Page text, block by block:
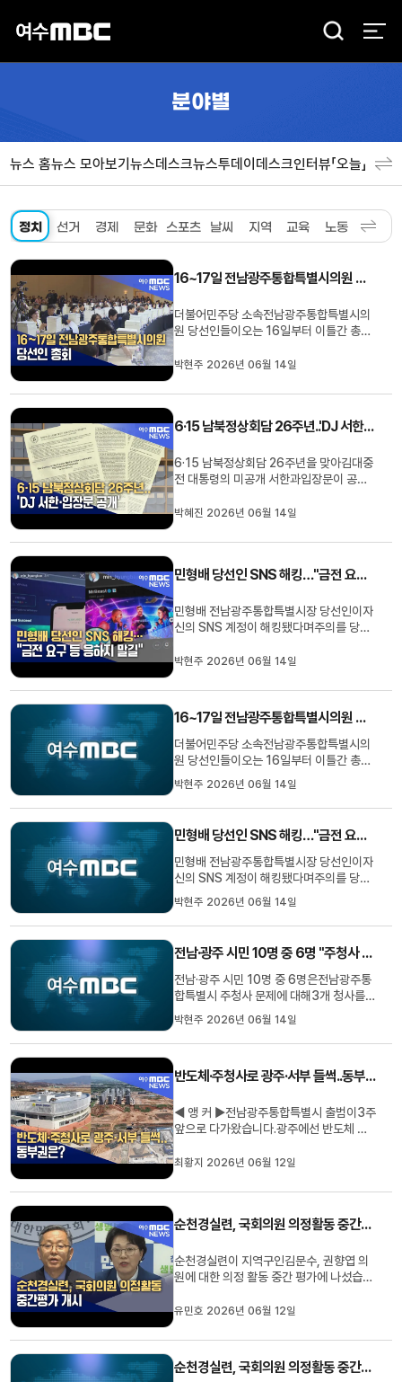
검
분야별
뉴스 홈뉴스 모아보기뉴스데스크뉴스투데이데스크인터뷰「오늘」 분야
정치 선거 경제 문화 스포츠 날씨 지역 교육 노동 환경
16~17일 전남광주통합특별시의원 당선인 총회
더불어민주당 소속전남광주통합특별시의
원 당선인들이오는 16일부터 이틀간 총회
총회에는통합특별시의원 당선인 83명이
칙,상임위원장 배분 문제 등이논의될 것으
의석을 차지함에 따라이번 논의 결...
박현주 2026년 06월 14일
6·15 남북정상회담 26주년..'DJ 서한·입장문 공개'
6·15 남북정상회담 26주년을 맞아김대중
전 대통령의 미공개 서한과입장문이 공개
에 공개한 자료는 김 전 대통령이1984년
한과한국인권문제연구소 소식지에 실린 입
해와 제안' 등입니다.해당 자료는...
박혜진 2026년 06월 14일
민형배 당선인 SNS 해킹…"금전 요구 등 응하지 말길"
민형배 전남광주통합특별시장 당선인이자
신의 SNS 계정이 해킹됐다며주의를 당부
를 통해SNS 계정에 해킹 시도가 있었음을
지가 보이거나개인정보 또는 금전을 요구
할 경우절대 응하지 말아달라고 전했습니
다.민 당선인이 공개한 사진에는특정...
박현주 2026년 06월 14일
16~17일 전남광주통합특별시의원 당선인 총회
더불어민주당 소속전남광주통합특별시의
원 당선인들이오는 16일부터 이틀간 총회
를 열고의장단 선출 등을 논의합니다.이번
총회에는통합특별시의원 당선인 83명이
참석할 예정이며,통합특별시의회 운영 규
로 예상됩니다.민주당 소속 의원들이다수
의석을 차지함에 따라이번 논의 결...
박현주 2026년 06월 14일
민형배 당선인 SNS 해킹…"금전 요구 등 응하지 말길"
민형배 전남광주통합특별시장 당선인이자
신의 SNS 계정이 해킹됐다며주의를 당부
했습니다.민 당선인은 오늘(14) 오후 SNS
를 통해SNS 계정에 해킹 시도가 있었음을
확인했다며 평소와 다른 게시물이나 메시
할 경우절대 응하지 말아달라고 전했습니
다.민 당선인이 공개한 사진에는특정...
박현주 2026년 06월 14일
전남·광주 시민 10명 중 6명 "주청사 3곳 균형 활용"
전남·광주 시민 10명 중 6명은전남광주통
합특별시 주청사 문제에 대해3개 청사를
균형있게 활용해야 한다는 의견을 가진 것
으로 나타났습니다.광주·연구원이 지난달
14일부터 21일까지전남광주 시민 1001
62.4%가'3개 청사를 균형있게 활용'해야
박현주 2026년 06월 14일
반도체·주청사로 광주·서부 들썩..동부권은?
◀ 앵 커 ▶전남광주통합특별시 출범이3주
앞으로 다가왔습니다.광주에선 반도체 기
속도를 내고 있는데요.반면 전남 동부권의
드러내지 못하고 있습니다.최황지 기자가
성된 첨단3지구에반도체 기업의 ...
최황지 2026년 06월 12일
순천경실련, 국회의원 의정활동 중간평가 개시
순천경실련이 지역구인김문수, 권향엽 의
원에 대한 의정 활동 중간 평가에 나섰습니
정보고 내용, 입법 활동 경과,본회의 출석
는 질의서를 발송했습니다.김 의원은 지난
총선에서 순천·광양·여수 통합특례시 기반
마련,동부권 경전철 추진, ...
유민호 2026년 06월 12일
순천경실련, 국회의원 의정활동 중간평가 개시